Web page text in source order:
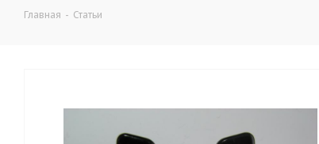
Главная - Статьи